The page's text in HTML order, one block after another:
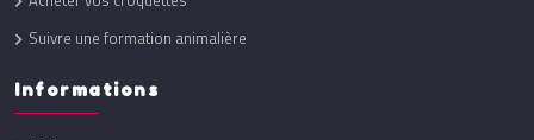
Suivre une formation animalière
Informations